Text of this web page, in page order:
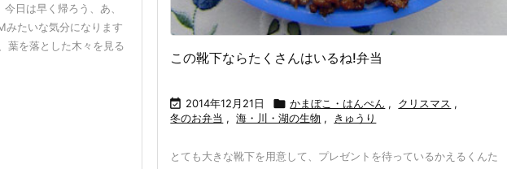
日は早く帰ろう、あ、
みたいな気分になります
葉を落とした木々を見る
この靴下ならたくさんはいるね!弁当
 2014年12月21日  かまぼこ・はんぺん , クリスマス ,
冬のお弁当 , 海・川・湖の生物 , きゅうり
とても大きな靴下を用意して、プレゼントを待っているかえるくんた